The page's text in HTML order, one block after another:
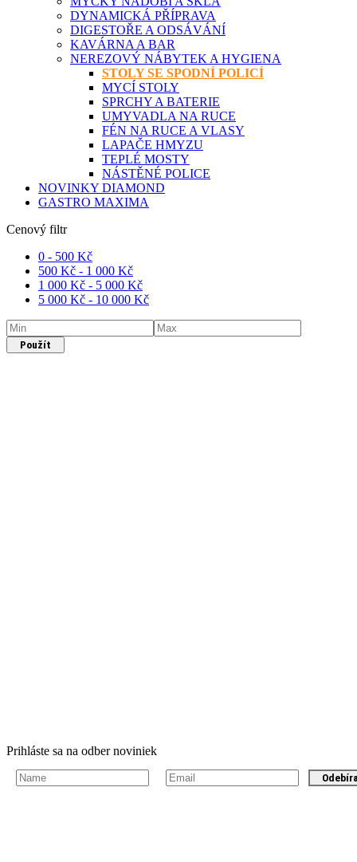
DYNAMICKÁ PŘÍPRAVA
DIGESTOŘE A ODSÁVÁNÍ
KAVÁRNA A BAR
NEREZOVÝ NÁBYTEK A HYGIENA
STOLY SE SPODNÍ POLICÍ
MYCÍ STOLY
SPRCHY A BATERIE
UMYVADLA NA RUCE
FÉN NA RUCE A VLASY
LAPAČE HMYZU
TEPLÉ MOSTY
NÁSTĚNÉ POLICE
NOVINKY DIAMOND
GASTRO MAXIMA
Cenový filtr
0 - 500 Kč
500 Kč - 1 000 Kč
1 000 Kč - 5 000 Kč
5 000 Kč - 10 000 Kč
Použít
Prihláste sa na odber noviniek